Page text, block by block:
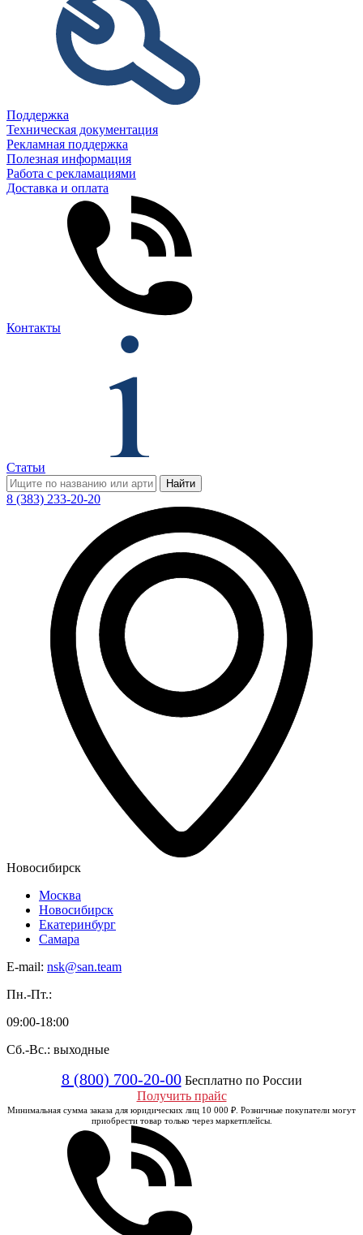
Поддержка
Техническая документация
Рекламная поддержка
Полезная информация
Работа с рекламациями
Доставка и оплата
Контакты
Статьи
Найти
8 (383) 233-20-20
Новосибирск
Москва
Новосибирск
Екатеринбург
Самара
E-mail: nsk@san.team
Пн.-Пт.:
09:00-18:00
Сб.-Вс.: выходные
8 (800) 700-20-00 Бесплатно по России
Получить прайс
Минимальная сумма заказа для юридических лиц 10 000 ₽. Розничные покупатели могут
приобрести товар только через маркетплейсы.